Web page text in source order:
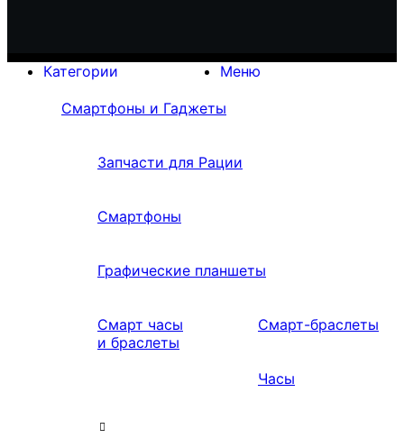
Меню
Категории
Смартфоны и Гаджеты
Запчасти для Рации
Смартфоны
Графические планшеты
Смарт часы
и браслеты
Смарт-браслеты
Часы